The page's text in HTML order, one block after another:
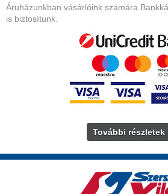
Áruházunkban vásárlóink számára
is biztosítunk.
További részletek